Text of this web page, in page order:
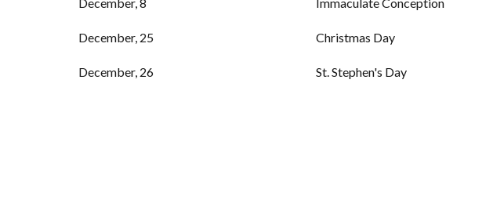
December, 25 Christmas Day
December, 26 St. Stephen's Day